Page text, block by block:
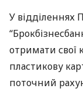
У відділеннях
отримати свої
пластикову
поточний